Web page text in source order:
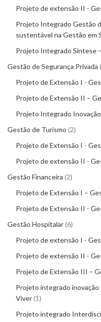
Projeto de extensão II -
Projeto Integrado Gestão
sustentável na Gestão em
Projeto Integrado Síntese
Gestão de Segurança Privada
Projeto de Extensão I -
Projeto de Extensão II –
Projeto Integrado
Gestão de Turismo 2
Projeto de Extensão I -
Projeto de extensão II -
Gestão Financeira 2
Projeto de Extensão I –
Projeto de Extensão II -
Gestão Hospitalar 6
Projeto de extensão I -
Projeto de extensão II -
Projeto de Extensão III –
Projeto integrado
Viver 1
Projeto integrado